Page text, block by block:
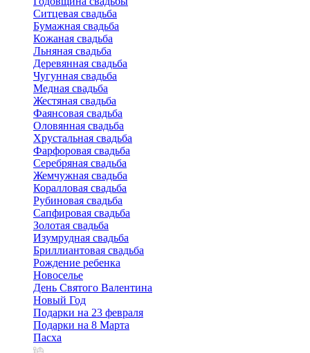
Ситцевая свадьба
Бумажная свадьба
Кожаная свадьба
Льняная свадьба
Деревянная свадьба
Чугунная свадьба
Медная свадьба
Жестяная свадьба
Фаянсовая свадьба
Оловянная свадьба
Хрустальная свадьба
Фарфоровая свадьба
Серебряная свадьба
Жемчужная свадьба
Коралловая свадьба
Рубиновая свадьба
Сапфировая свадьба
Золотая свадьба
Изумрудная свадьба
Бриллиантовая свадьба
Рождение ребенка
Новоселье
День Святого Валентина
Новый Год
Подарки на 23 февраля
Подарки на 8 Марта
Пасха